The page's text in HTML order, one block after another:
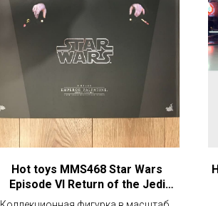
Hot toys MMS468 Star Wars
Episode VI Return of the Jedi
Emperor Palpatine Deluxe